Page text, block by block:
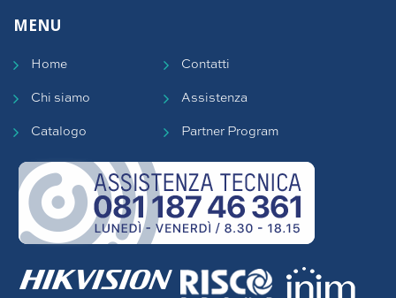
MENU
Home
Chi siamo
Catalogo
Contatti
Assistenza
Partner Program